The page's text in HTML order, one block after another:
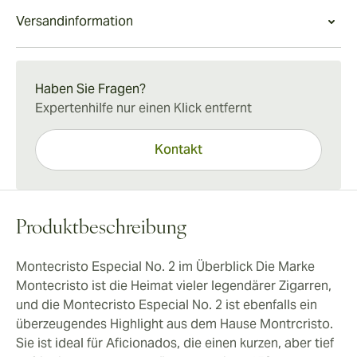
hervor.
vollwertige Montecristo Fazit genießen, auch wenn die
Zeit knapp ist.
Merkmale einer typisch kubanischen Zigarre, die
erfahrene Raucher von einer Montecristo-Zigarre auch
ausgewogene Intensität machen sie jedoch nicht nur
für Experten zu einer guten Wahl.
Versandinformation
Haben Sie Fragen?
Expertenhilfe nur einen Klick entfernt
Kontakt
Produktbeschreibung
Montecristo Especial No. 2 im Überblick Die Marke
Montecristo ist die Heimat vieler legendärer Zigarren,
und die Montecristo Especial No. 2 ist ebenfalls ein
überzeugendes Highlight aus dem Hause Montrcristo.
Sie ist ideal für Aficionados, die einen kurzen, aber tief